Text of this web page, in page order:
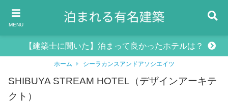
MENU
【建築士に聞いた】泊まって良かったホテルは？
ホーム シーラカンスアンドアソシエイツ
SHIBUYA STREAM HOTEL（デザインアーキテ
クト）